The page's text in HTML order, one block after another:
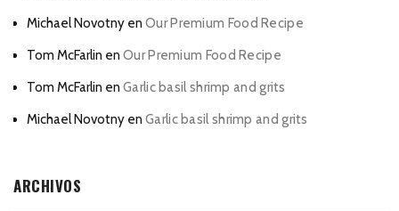
Michael Novotny en Our Premium Food Recipe
Tom McFarlin en Our Premium Food Recipe
Tom McFarlin en Garlic basil shrimp and grits
Michael Novotny en Garlic basil shrimp and grits
ARCHIVOS